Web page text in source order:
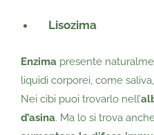
Lisozima
Enzima presente
liquidi corporei, come
Nei cibi puoi trovarlo nell’
d’asina. Ma lo si trova